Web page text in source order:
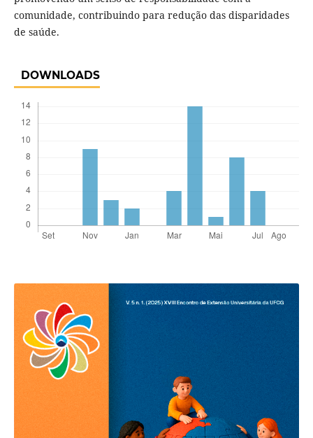
comunidade, contribuindo para redução das disparidades
de saúde.
DOWNLOADS